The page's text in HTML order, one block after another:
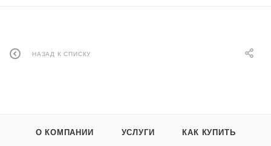
НАЗАД К СПИСКУ
О КОМПАНИИ УСЛУГИ КАК КУПИТЬ